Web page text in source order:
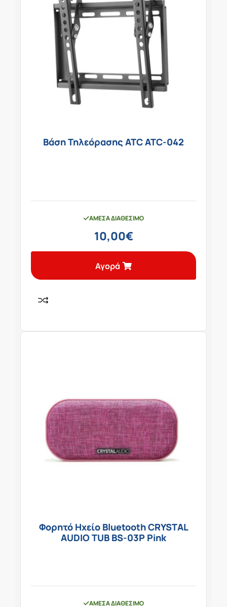
Βάση Τηλεόρασης ATC ATC-042
ΆΜΕΣΑ ΔΙΑΘΈΣΙΜΟ
10,00€
Αγορά
Φορητό Ηχείο Bluetooth CRYSTAL
AUDIO TUB BS-03P Pink
ΆΜΕΣΑ ΔΙΑΘΈΣΙΜΟ